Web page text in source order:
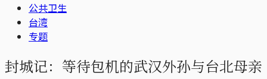
公共卫生
台湾
专题
封城记：等待包机的武汉外孙与台北母亲